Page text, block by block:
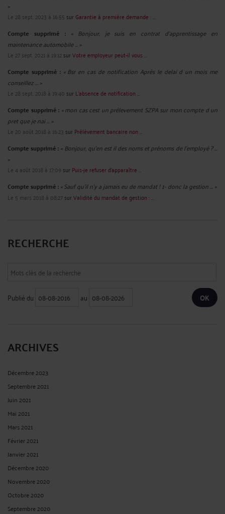
»
Le 28 sept. 2023 à 16:55 sur Garantie à première demande : ...
Compte supprimé : « Bonjour, je suis en contrat d'apprentissage en
maintenance automobile ... »
Le 27 sept. 2021 à 19:12surVotre employeur peut-il vous ...
Compte supprimé : « Bsr en cas de notification Après le delai d un mois me
conseillez ... »
Le 28 sept. 2018 à 19:40 sur L’absence de notification ...
Compte supprimé : « mon cas cest un prélevement SZPA sur mon compte d un
pret que je nai ... »
Le 20 août 2018 à 16:23 sur Prélèvement bancaire non ...
Compte supprimé :« Bonjour, qu'en est il des noms et prénoms de l'employé ? ...
»
Le 4 août 2018 à 17:09 sur Puis-je refuser d’apparaître ...
Compte supprimé :« Sauf qu'il n'y a jamais eu de mandat ! 1- donc la gestion ... »
Le 5 mars 2018 à 08:27surValidité du mandat de gestion : ...
RECHERCHE
Publié du au
ARCHIVES
Décembre 2023
Septembre 2021
Juin 2021
Mai 2021
Mars 2021
Février 2021
Janvier 2021
Décembre 2020
Novembre 2020
Octobre 2020
Septembre 2020